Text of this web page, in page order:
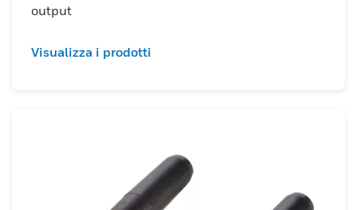
output
Visualizza i prodotti